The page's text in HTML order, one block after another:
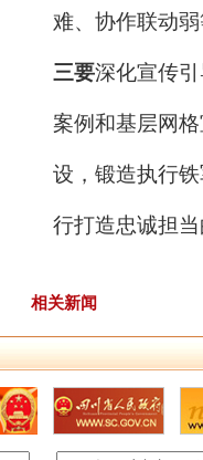
难、协作联动
三要深化宣传
案例和基层网
设，锻造执行
行打造忠诚担当
相关新闻